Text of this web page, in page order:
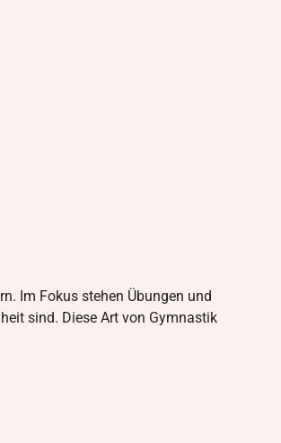
Im Fokus stehen Übungen und
sind. Diese Art von Gymnastik